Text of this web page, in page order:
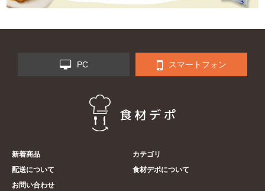
PC スマートフォン
新着商品
カテゴリ
配送について
食材デポについて
お問い合わせ